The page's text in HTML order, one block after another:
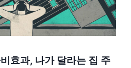
효과, 나가 달라는 집 주